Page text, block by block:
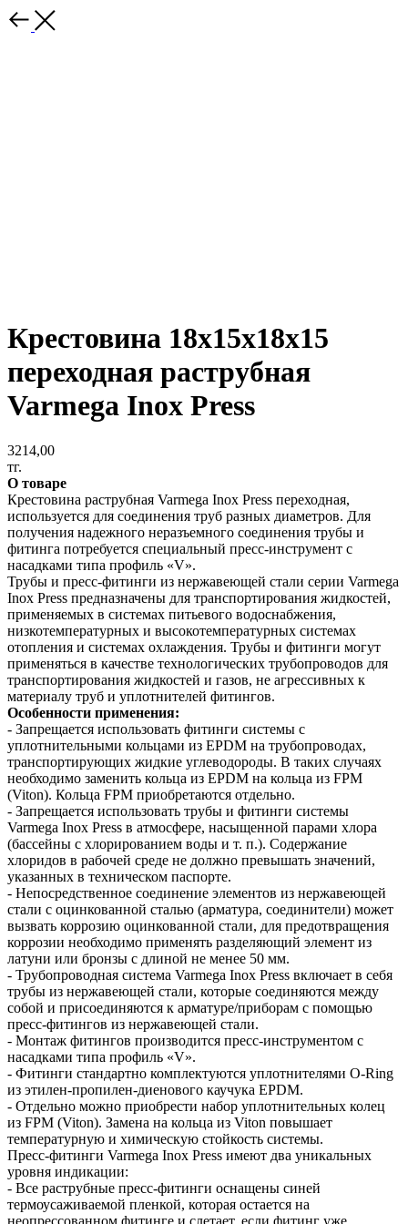
Крестовина 18x15x18x15
переходная раструбная
Varmega Inox Press
3214,00
тг.
О товаре
Крестовина раструбная Varmega Inox Press переходная,
используется для соединения труб разных диаметров. Для
получения надежного неразъемного соединения трубы и
фитинга потребуется специальный пресс-инструмент с
насадками типа профиль «V».
Трубы и пресс-фитинги из нержавеющей стали серии Varmega
Inox Press предназначены для транспортирования жидкостей,
применяемых в системах питьевого водоснабжения,
низкотемпературных и высокотемпературных системах
отопления и системах охлаждения. Трубы и фитинги могут
применяться в качестве технологических трубопроводов для
транспортирования жидкостей и газов, не агрессивных к
материалу труб и уплотнителей фитингов.
Особенности применения:
- Запрещается использовать фитинги системы с
уплотнительными кольцами из EPDM на трубопроводах,
транспортирующих жидкие углеводороды. В таких случаях
необходимо заменить кольца из EPDM на кольца из FPM
(Viton). Кольца FPM приобретаются отдельно.
- Запрещается использовать трубы и фитинги системы
Varmega Inox Press в атмосфере, насыщенной парами хлора
(бассейны с хлорированием воды и т. п.). Содержание
хлоридов в рабочей среде не должно превышать значений,
указанных в техническом паспорте.
- Непосредственное соединение элементов из нержавеющей
стали с оцинкованной сталью (арматура, соединители) может
вызвать коррозию оцинкованной стали, для предотвращения
коррозии необходимо применять разделяющий элемент из
латуни или бронзы с длиной не менее 50 мм.
- Трубопроводная система Varmega Inox Press включает в себя
трубы из нержавеющей стали, которые соединяются между
собой и присоединяются к арматуре/приборам с помощью
пресс-фитингов из нержавеющей стали.
- Монтаж фитингов производится пресс-инструментом с
насадками типа профиль «V».
- Фитинги стандартно комплектуются уплотнителями O-Ring
из этилен-пропилен-диенового каучука EPDM.
- Отдельно можно приобрести набор уплотнительных колец
из FPM (Viton). Замена на кольца из Viton повышает
температурную и химическую стойкость системы.
Пресс-фитинги Varmega Inox Press имеют два уникальных
уровня индикации:
- Все раструбные пресс-фитинги оснащены синей
термоусаживаемой пленкой, которая остается на
неопрессованном фитинге и слетает, если фитинг уже